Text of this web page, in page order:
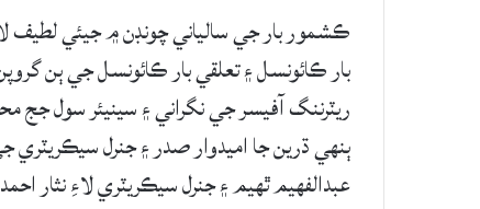
ڪشمور بار جي سالياني چونڊن ۾ جيئي لطيف
بار ڪائونسل ۽ تعلقي بار ڪائونسل جي ٻن
ريٽرننگ آفيسر جي نگراني ۽ سينيئر سول
ٻنهي ڌرين جا اميدوار صدر ۽ جنرل
عبدالفهيم ٿهيم ۽ جنرل سيڪريٽري لاءِ نثار